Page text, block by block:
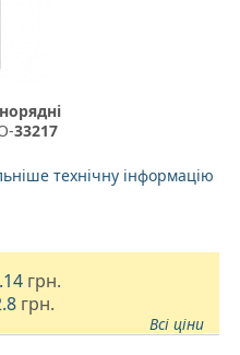
33217
технічну інформацію
грн.
грн.
Всі ціни